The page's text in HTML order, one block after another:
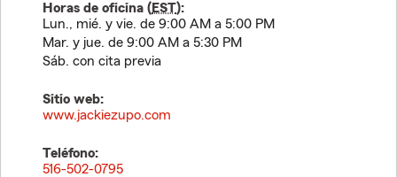
Horas de oficina (EST):
Lun., mié. y vie. de 9:00 AM a 5:00 PM
Mar. y jue. de 9:00 AM a 5:30 PM
Sáb. con cita previa
Sitio web:
www.jackiezupo.com
Teléfono:
516-502-0795